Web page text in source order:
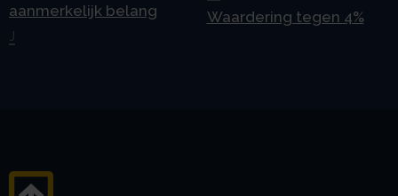
aanmerkelijk belang
Waardering tegen 4%